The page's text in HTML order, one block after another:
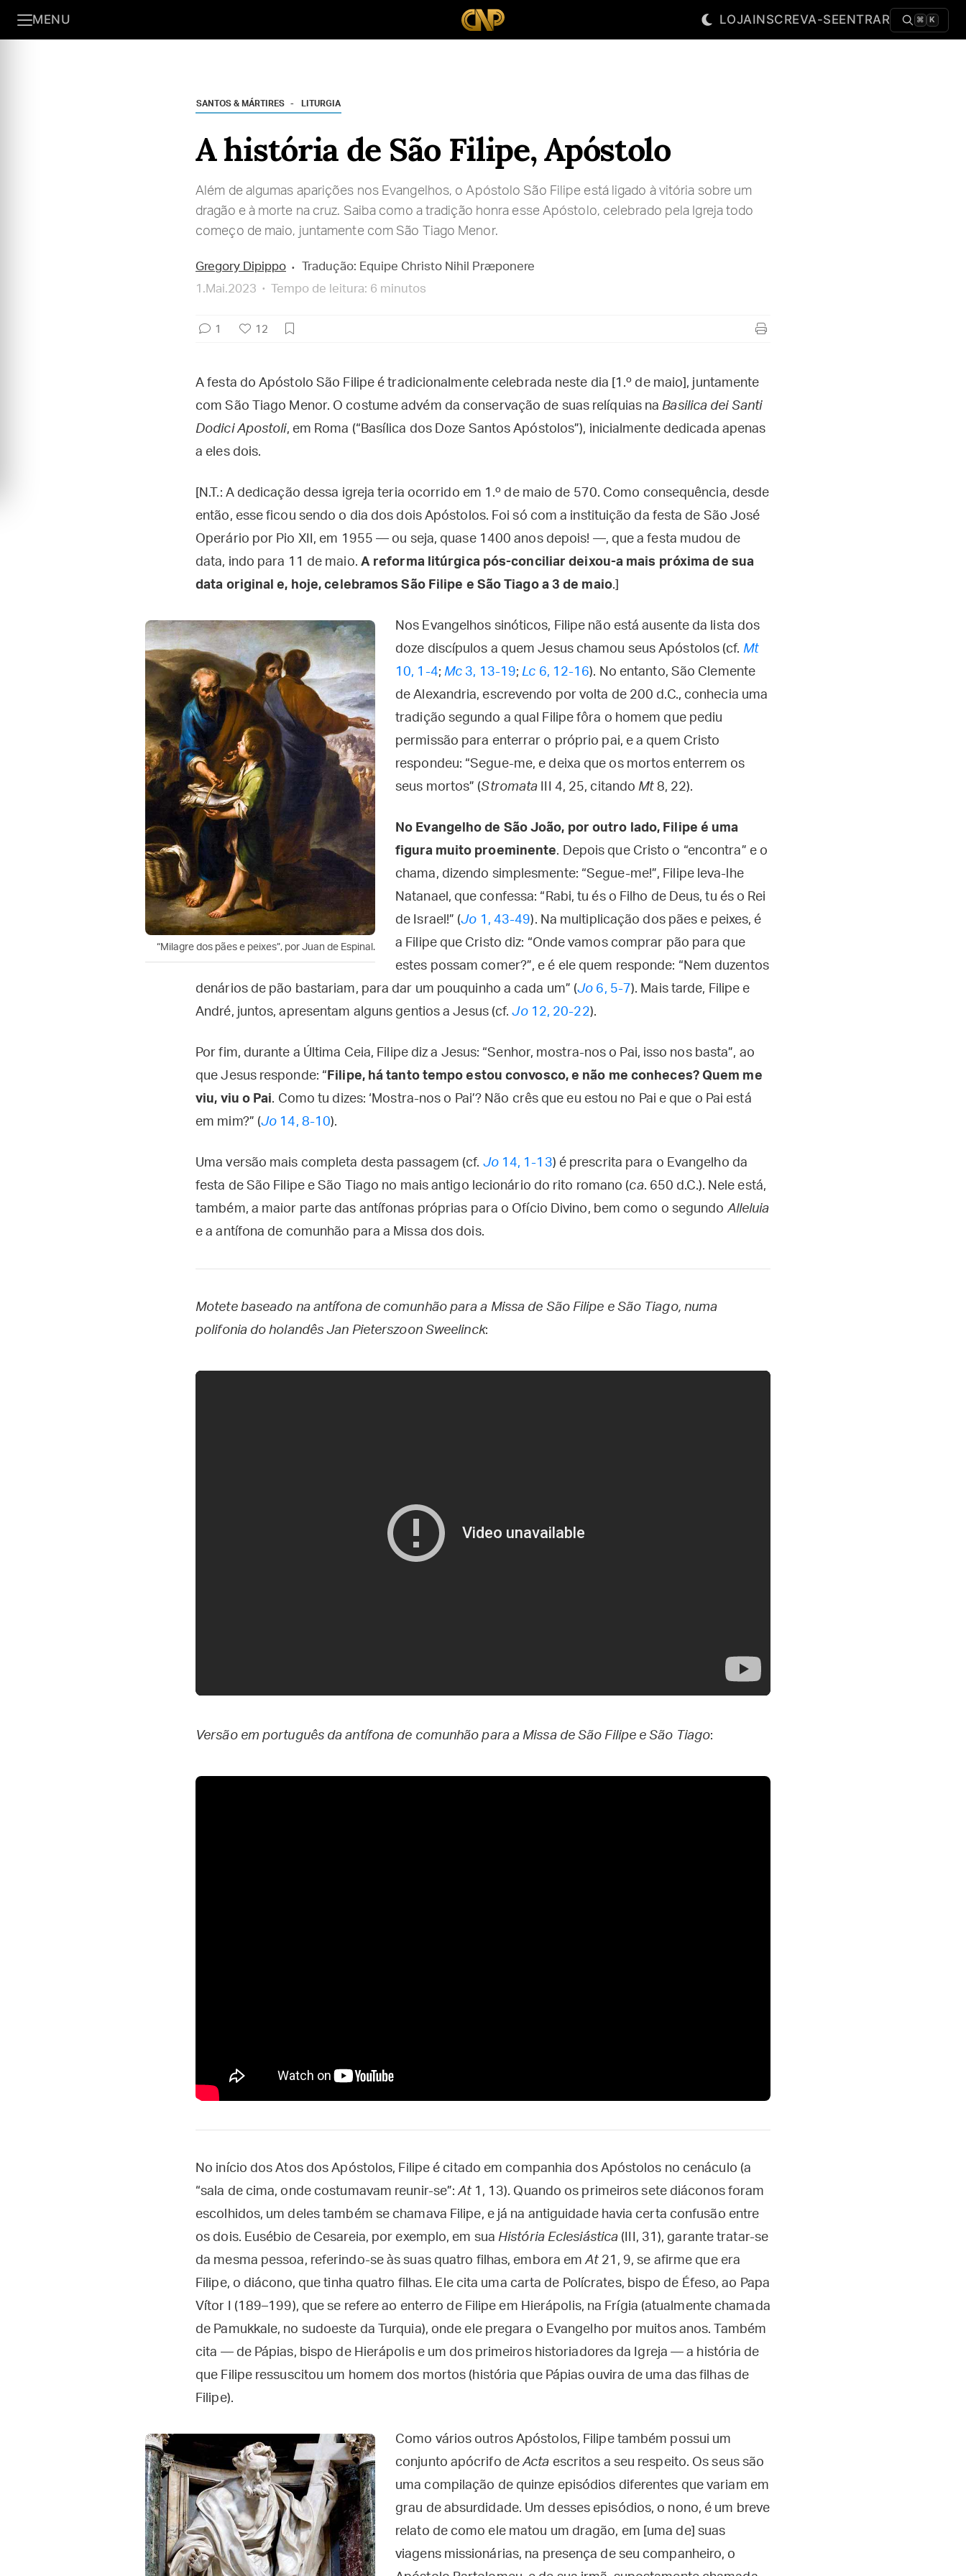
MENU LOJAINSCREVA-SEENTRAR ⌘ K
SANTOS & MÁRTIRES LITURGIA
A história de São Filipe, Apóstolo
Além de algumas aparições nos Evangelhos, o Apóstolo São Filipe está ligado à vitória sobre um
dragão e à morte na cruz. Saiba como a tradição honra esse Apóstolo, celebrado pela Igreja todo
começo de maio, juntamente com São Tiago Menor.
Gregory Dipippo
Tradução: Equipe Christo Nihil Præponere
1.Mai.2023
Tempo de leitura: 6 minutos
1 12
A festa do Apóstolo São Filipe é tradicionalmente celebrada neste dia [1.º de maio], juntamente
com São Tiago Menor. O costume advém da conservação de suas relíquias naBasilica dei Santi
Dodici Apostoli, em Roma (“Basílica dos Doze Santos Apóstolos”), inicialmente dedicada apenas
a eles dois.
[N.T.: A dedicação dessa igreja teria ocorrido em 1.º de maio de 570. Como consequência, desde
então, esse ficou sendo o dia dos dois Apóstolos. Foi só com a instituição da festa de São José
Operário por Pio XII, em 1955 — ou seja, quase 1400 anos depois! —, que a festa mudou de
data, indo para 11 de maio. A reforma litúrgica pós-conciliar deixou-a mais próxima de sua
data original e, hoje, celebramos São Filipe e São Tiago a 3 de maio.]
“Milagre dos pães e peixes”, por Juan de Espinal.
Nos Evangelhos sinóticos, Filipe não está ausente da lista dos
doze discípulos a quem Jesus chamou seus Apóstolos (cf. Mt
10, 1-4; Mc 3, 13-19;Lc 6, 12-16). No entanto, São Clemente
de Alexandria, escrevendo por volta de 200 d.C., conhecia uma
tradição segundo a qual Filipe fôra o homem que pediu
permissão para enterrar o próprio pai, e a quem Cristo
respondeu: “Segue-me, e deixa que os mortos enterrem os
seus mortos” (Stromata III 4, 25, citandoMt8, 22).
No Evangelho de São João, por outro lado, Filipe é uma
figura muito proeminente. Depois que Cristo o “encontra” e o
chama, dizendo simplesmente: “Segue-me!”, Filipe leva-lhe
Natanael, que confessa: “Rabi, tu és o Filho de Deus, tu és o Rei
de Israel!” (Jo 1, 43-49). Na multiplicação dos pães e peixes, é
a Filipe que Cristo diz: “Onde vamos comprar pão para que
estes possam comer?”, e é ele quem responde: “Nem duzentos
denários de pão bastariam, para dar um pouquinho a cada um” (Jo 6, 5-7). Mais tarde, Filipe e
André, juntos, apresentam alguns gentios a Jesus (cf.Jo12, 20-22).
Por fim, durante a Última Ceia, Filipe diz a Jesus: “Senhor, mostra-nos o Pai, isso nos basta”, ao
que Jesus responde: “ Filipe, há tanto tempo estou convosco, e não me conheces? Quem me
viu, viu o Pai. Como tu dizes: ‘Mostra-nos o Pai’? Não crês que eu estou no Pai e que o Pai está
em mim?” (Jo 14, 8-10).
Uma versão mais completa desta passagem (cf. Jo14, 1-13) é prescrita para o Evangelho da
festa de São Filipe e São Tiago no mais antigo lecionário do rito romano (ca. 650 d.C.). Nele está,
também, a maior parte das antífonas próprias para o Ofício Divino, bem como o segundoAlleluia
e a antífona de comunhão para a Missa dos dois.
Motete baseado na antífona de comunhão para a Missa de São Filipe e São Tiago, numa
polifonia do holandês Jan Pieterszoon Sweelinck:
Versão em português da antífona de comunhão para a Missa de São Filipe e São Tiago:
No início dos Atos dos Apóstolos, Filipe é citado em companhia dos Apóstolos no cenáculo (a
“sala de cima, onde costumavam reunir-se”:At1, 13). Quando os primeiros sete diáconos foram
escolhidos, um deles também se chamava Filipe, e já na antiguidade havia certa confusão entre
os dois. Eusébio de Cesareia, por exemplo, em suaHistória Eclesiástica (III, 31), garante tratar-se
da mesma pessoa, referindo-se às suas quatro filhas, embora emAt21, 9, se afirme que era
Filipe, o diácono, que tinha quatro filhas. Ele cita uma carta de Polícrates, bispo de Éfeso, ao Papa
Vítor I (189–199), que se refere ao enterro de Filipe em Hierápolis, na Frígia (atualmente chamada
de Pamukkale, no sudoeste da Turquia), onde ele pregara o Evangelho por muitos anos. Também
cita — de Pápias, bispo de Hierápolis e um dos primeiros historiadores da Igreja — a história de
que Filipe ressuscitou um homem dos mortos (história que Pápias ouvira de uma das filhas de
Filipe).
Como vários outros Apóstolos, Filipe também possui um
conjunto apócrifo deActa escritos a seu respeito. Os seus são
uma compilação de quinze episódios diferentes que variam em
grau de absurdidade. Um desses episódios, o nono, é um breve
relato de como ele matou um dragão, em [uma de] suas
viagens missionárias, na presença de seu companheiro, o